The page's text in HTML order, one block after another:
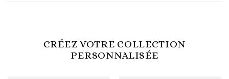
CRÉEZ VOTRE COLLECTION
PERSONNALISÉE